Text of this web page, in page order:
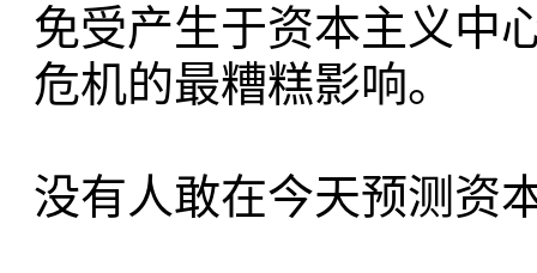
免受产生于资本主义中
危机的最糟糕影响。
没有人敢在今天预测资